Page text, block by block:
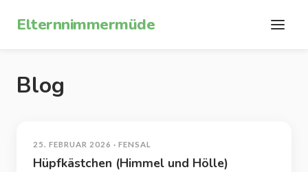
Elternnimmermüde
Blog
25. FEBRUAR 2026 · FENSAL
Hüpfkästchen (Himmel und Hölle)